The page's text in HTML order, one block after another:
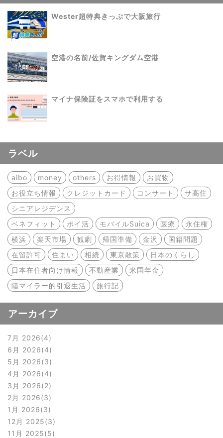
Wester超特典きっぷで大阪旅行
空港の名前/佐賀キングダム空港
マイナ保険証をスマホで利用する
ラベル
aibo money others お得情報
お買物
お役立ち情報
クレジットカード コンサート
サ高住
シニアレジデンス
ベネフィット
ポイ活 モバイルSuica 医療
永住権
横浜
楽天市場 観劇 帰国準備 金沢
国籍問題
在留許可
住まい 相続 東京散策
日本のくらし
日本在住者向け情報
不動産業
米国年金
陸マイラー的引退生活
旅行記
アーカイブ
7月 2026 4
6月 2026 4
5月 2026 3
4月 2026 4
3月 2026 2
2月 2026 3
1月 2026 3
12月 2025 3
11月 2025 5